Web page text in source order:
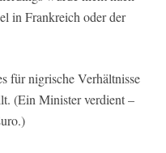
in Frankreich oder der
für nigrische Verhältnisse
(Ein Minister verdient –